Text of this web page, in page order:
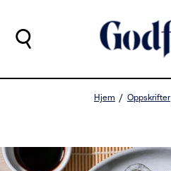
Hjem Oppskrifter